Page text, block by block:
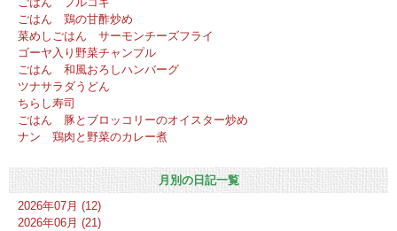
ごはん 鶏の甘酢炒め
菜めしごはん サーモンチーズフライ
ゴーヤ入り野菜チャンプル
ごはん 和風おろしハンバーグ
ツナサラダうどん
ちらし寿司
ごはん 豚とブロッコリーのオイスター炒め
ナン 鶏肉と野菜のカレー煮
月別の日記一覧
2026年07月 (12)
2026年06月 (21)